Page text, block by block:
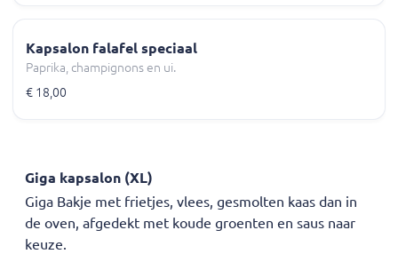
Kapsalon falafel speciaal
Paprika, champignons en ui.
€ 18,00
Giga kapsalon (XL)
Giga Bakje met frietjes, vlees, gesmolten kaas dan in
de oven, afgedekt met koude groenten en saus naar
keuze.